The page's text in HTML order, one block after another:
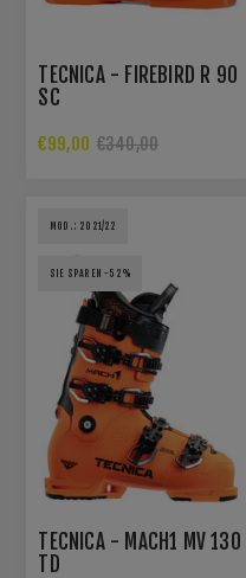
TECNICA - FIREBIRD R 90
SC
€99,00 €340,00
MOD.: 2021/22
SIE SPAREN -52%
TECNICA - MACH1 MV 130
TD